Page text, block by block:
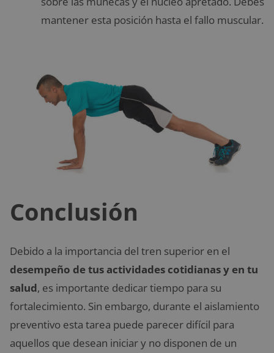
mantener esta posición hasta el fallo muscular.
Conclusión
Debido a la importancia del tren superior en el
desempeño de tus actividades cotidianas y en tu
salud, es importante dedicar tiempo para su
fortalecimiento. Sin embargo, durante el aislamiento
preventivo esta tarea puede parecer difícil para
aquellos que desean iniciar y no disponen de un